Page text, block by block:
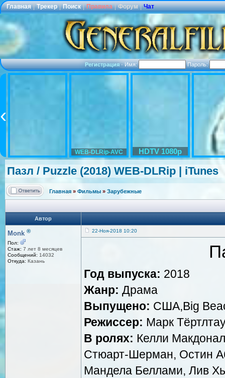
Главная | Трекер | Поиск | Правила | Форум | Чат
Регистрация·Имя: Пароль:
WEB-DLRip-AVC HDTV 1080p
Пазл / Puzzle (2018) WEB-DLRip | iTunes
Главная » Фильмы » Зарубежные
Автор
Monk ®
Пол:
Стаж: 7 лет 8 месяцев
Сообщений: 14032
Откуда: Казань
22-Ноя-2018 10:20
Год выпуска: 2018
Жанр: Драма
Выпущено: США,Big
Режиссер: Марк
В ролях: Келли
Стюарт-Шерман, Остин
Мандела Беллами, Лив